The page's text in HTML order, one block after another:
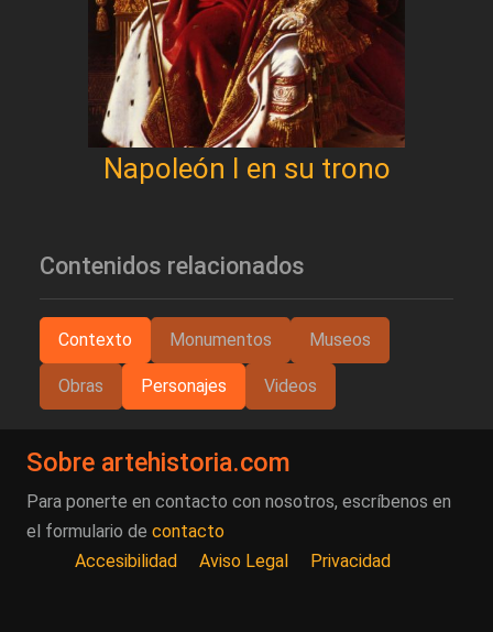
Napoleón I en su trono
Contenidos relacionados
Contexto Monumentos Museos
Obras Personajes Videos
Sobre artehistoria.com
Para ponerte en contacto con nosotros, escríbenos en
el formulario de contacto
Accesibilidad
Aviso Legal Privacidad